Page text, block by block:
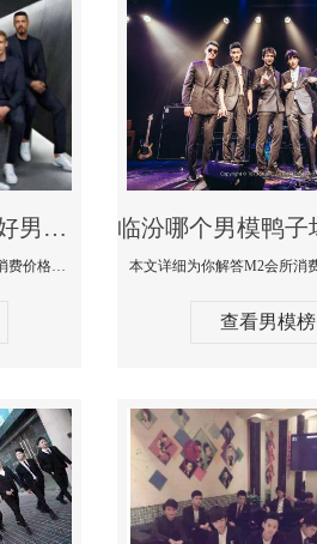
临汾最大有名生意最好男模少爷场KTV体验-嫚城国际KTV消费价格点评
本文详细为你解答嫚城国际KTV消费价格口碑点评，更多关于最大有名生意最好男模少爷场KTV体验免费咨询1333 867 6881微信同步！
查看男模榜